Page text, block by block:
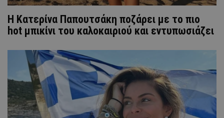
Η Κατερίνα Παπουτσάκη ποζάρει με το πιο
hot μπικίνι του καλοκαιριού και εντυπωσιάζει